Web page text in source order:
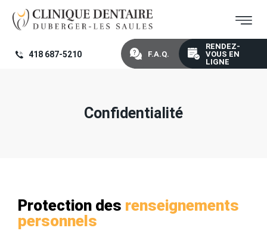
418 687-5210 F.A.Q.
RENDEZ-
VOUS EN
LIGNE
Confidentialité
Protection des renseignements
personnels